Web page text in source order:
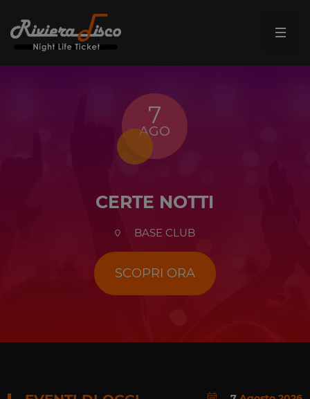
7
AGO
CERTE NOTTI
BASE CLUB
SCOPRI ORA